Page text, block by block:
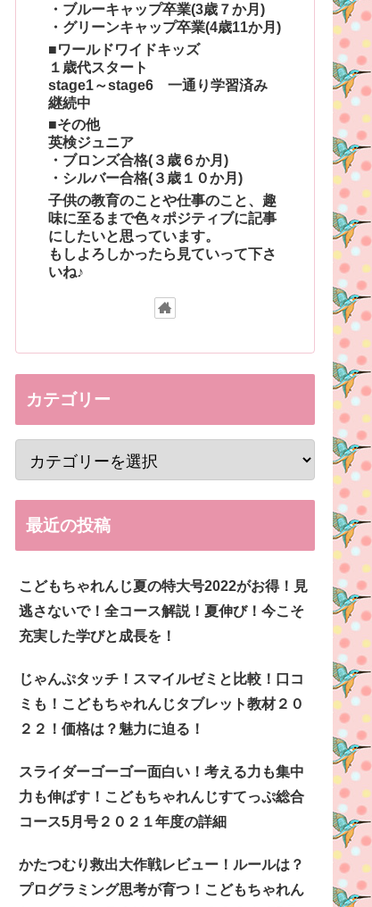
・ブルーキャップ卒業(3歳７か月)
・グリーンキャップ卒業(4歳11か月)
■ワールドワイドキッズ
１歳代スタート
stage1～stage6 一通り学習済み
継続中
■その他
英検ジュニア
・ブロンズ合格(３歳６か月)
・シルバー合格(３歳１０か月)
子供の教育のことや仕事のこと、趣
味に至るまで色々ポジティブに記事
にしたいと思っています。
もしよろしかったら見ていって下さ
いね♪
カテゴリー
最近の投稿
こどもちゃれんじ夏の特大号2022がお得！見
逃さないで！全コース解説！夏伸び！今こそ
充実した学びと成長を！
じゃんぷタッチ！スマイルゼミと比較！口コ
ミも！こどもちゃれんじタブレット教材２０
２２！価格は？魅力に迫る！
スライダーゴーゴー面白い！考える力も集中
力も伸ばす！こどもちゃれんじすてっぷ総合
コース5月号２０２１年度の詳細
かたつむり救出大作戦レビュー！ルールは？
プログラミング思考が育つ！こどもちゃれん